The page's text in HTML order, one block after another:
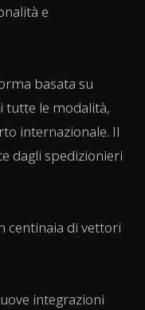
e
basata su
tutte le modalità,
internazionale. Il
dagli spedizionieri
centinaia di vettori
integrazioni